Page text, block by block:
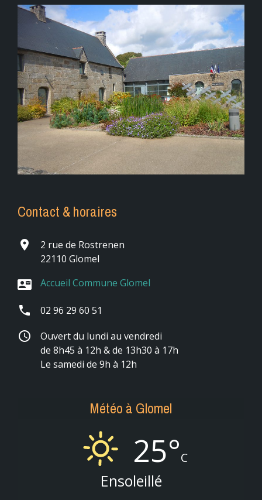
Contact & horaires
place
2 rue de Rostrenen
22110 Glomel
contact_mail Accueil Commune Glomel
phone 02 96 29 60 51
schedule
Ouvert du lundi au vendredi
de 8h45 à 12h & de 13h30 à 17h
Le samedi de 9h à 12h
Météo à Glomel
25°C
Ensoleillé